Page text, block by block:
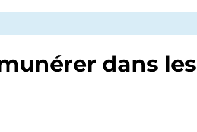
dans les